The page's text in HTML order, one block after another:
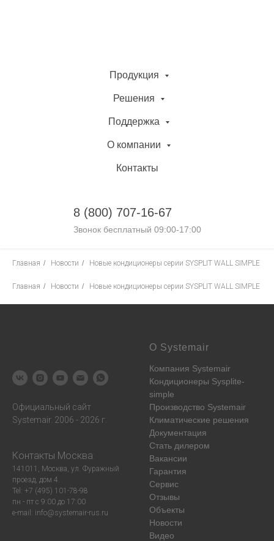
Продукция
Решения
Поддержка
О компании
Контакты
8 (800) 707-16-67
Звонок бесплатный 09:00-17:00
Главная / Новости / Новые кондиционеры серии SYSPLIT WALL SIMPLE
Главная / Новости / Новые кондиционеры серии SYSPLIT WALL SIMPLE
Официальный сайт
Systemair. 2006 - 2026 г.
Контакты Москва
141011, Москва, ул. Фуражный
проезд, дом 4.
Tel: +7 (495) 101-78-98
пн - пт с 9:00 до 17:00
e-mail: info@systemair-rus.ru
О Systemair
Компания Systemair
Кондиционеры Sysplite-
simple
Производство Systemair
Климатические решения
Документация
Стать дилером
Вакансии
Гарантия
Сервис
Отзывы
Объекты
Новости
Видео